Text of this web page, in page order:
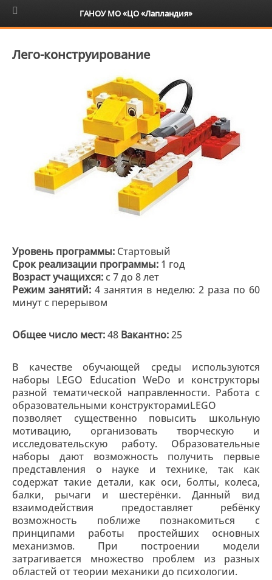
6+
Лего-конструирование
Уровень программы: Стартовый
Срок реализации программы: 1 год
Возраст учащихся: с 7 до 8 лет
Режим занятий: 4 занятия в неделю: 2 раза по 60
минут с перерывом
Общее число мест:48 Вакантно:25
В качестве обучающей среды используются
наборы LEGO Education WeDo и конструкторы
разной тематической направленности. Работа с
образовательными конструкторамиLEGO
позволяет существенно повысить школьную
мотивацию, организовать творческую и
исследовательскую работу. Образовательные
наборы дают возможность получить первые
представления о науке и технике, так как
содержат такие детали, как оси, болты, колеса,
балки, рычаги и шестерёнки. Данный вид
взаимодействия предоставляет ребёнку
возможность поближе познакомиться с
принципами работы простейших основных
механизмов. При построении модели
затрагивается множество проблем из разных
областей от теории механики до психологии.
ГАНОУ МО «ЦО «Лапландия»